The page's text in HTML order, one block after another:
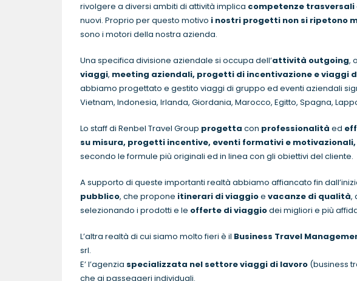
rivolgere a diversi ambiti di attività implica competenze trasversali
nuovi. Proprio per questo motivo i nostri progetti non si ripetono
sono i motori della nostra azienda.
Una specifica divisione aziendale si occupa dell’attività outgoing,
viaggi, meeting aziendali, progetti di incentivazione e viaggi
abbiamo progettato e gestito viaggi di gruppo ed eventi aziendali
Vietnam, Indonesia, Irlanda, Giordania, Marocco, Egitto, Spagna,
Lo staff di Renbel Travel Group progetta con professionalità ed
su misura, progetti incentive, eventi formativi e
secondo le formule più originali ed in linea con gli obiettivi del cliente.
A supporto di queste importanti realtà abbiamo affiancato fin
pubblico, che propone itinerari di viaggioe vacanze di qualità,
selezionando i prodotti e le offerte di viaggiodei migliori e più
L’altra realtà di cui siamo molto fieri è il Business Travel
srl.
E’ l’agenzia specializzata nel settore viaggi di lavoro (business
che ai passeggeri individuali.